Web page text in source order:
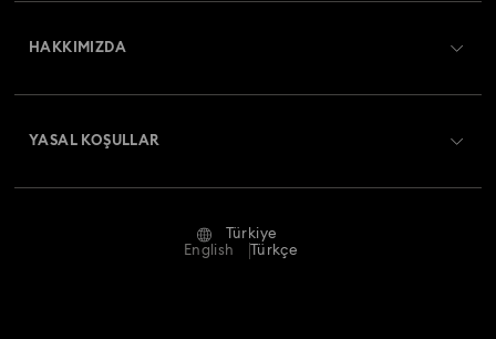
Bize Ulaşın
Ölçü rehberi
HAKKIMIZDA
YASAL KOŞULLAR
Ön bilgilendirme koşulları
Türkiye
English
Türkçe